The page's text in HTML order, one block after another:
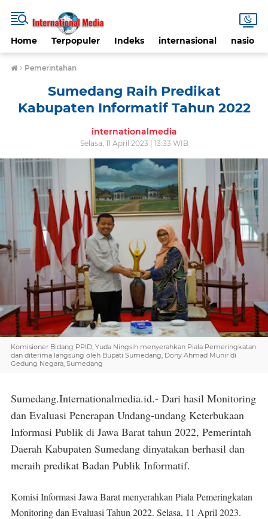
Home Terpopuler Indeks internasional nasional
› Pemerintahan
Sumedang Raih Predikat
Kabupaten Informatif Tahun 2022
internationalmedia
Selasa, 11 April 2023 | 13:33 WIB
Komisioner Bidang PPID, Yuda Ningsih menyerahkan Piala Pemeringkatan
dan diterima langsung oleh Bupati Sumedang, Dony Ahmad Munir di
Gedung Negara, Sumedang
Sumedang.Internationalmedia.id.- Dari hasil Monitoring
dan Evaluasi Penerapan Undang-undang Keterbukaan
Informasi Publik di Jawa Barat tahun 2022, Pemerintah
Daerah Kabupaten Sumedang dinyatakan berhasil dan
meraih predikat Badan Publik Informatif.
Komisi Informasi Jawa Barat menyerahkan Piala Pemeringkatan
Monitoring dan Evaluasi Tahun 2022. Selasa, 11 April 2023.